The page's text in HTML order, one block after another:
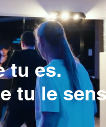
tu es.
tu le